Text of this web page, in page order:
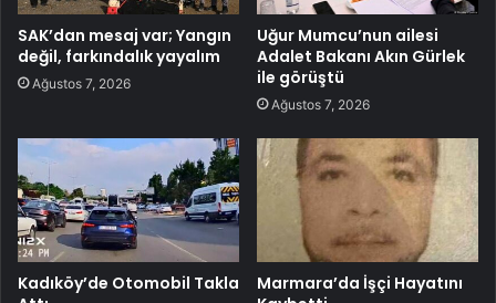
SAK’dan mesaj var; Yangın
değil, farkındalık yayalım
Ağustos 7, 2026
Uğur Mumcu’nun ailesi
Adalet Bakanı Akın Gürlek
ile görüştü
Ağustos 7, 2026
Kadıköy’de Otomobil Takla
Marmara’da İşçi Hayatını